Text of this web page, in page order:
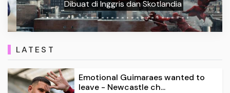
Dibuat di Inggris dan Skotlandia
LATEST
Emotional Guimaraes wanted to
leave - Newcastle ch...